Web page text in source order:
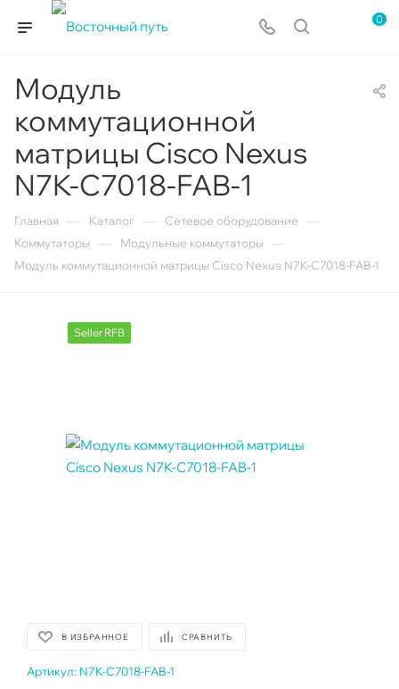
0
Модуль
коммутационной
матрицы Cisco Nexus
N7K-C7018-FAB-1
Главная Каталог Сетевое оборудование
Коммутаторы Модульные коммутаторы
Модуль коммутационной матрицы Cisco Nexus N7K-C7018-FAB-1
Seller RFB
В ИЗБРАННОЕ СРАВНИТЬ
Артикул: N7K-C7018-FAB-1